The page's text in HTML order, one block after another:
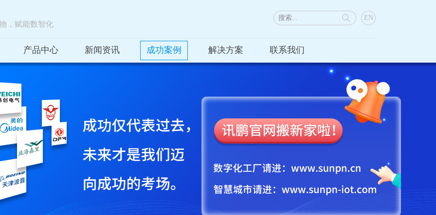
，赋能数智化
EN
产品中心 新闻资讯 成功案例 解决方案 联系我们